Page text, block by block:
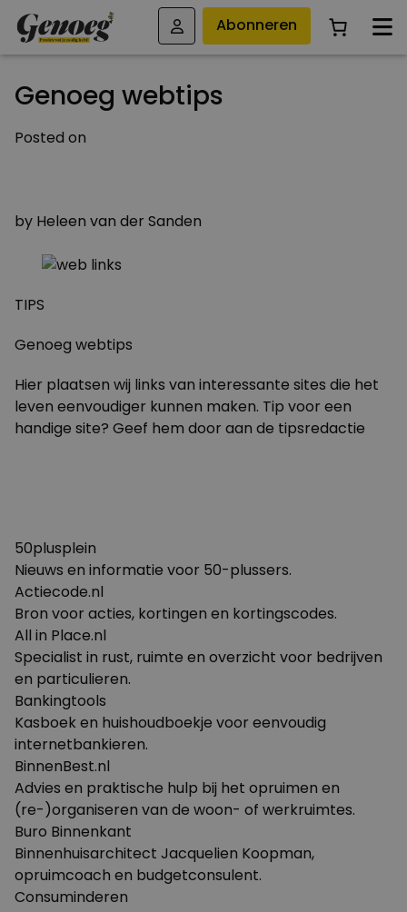
Abonneren
Genoeg webtips
Posted on
by Heleen van der Sanden
TIPS
Genoeg webtips
Hier plaatsen wij links van interessante sites die het
leven eenvoudiger kunnen maken. Tip voor een
handige site? Geef hem door aan de tipsredactie
50plusplein
Nieuws en informatie voor 50-plussers.
Actiecode.nl
Bron voor acties, kortingen en kortingscodes.
All in Place.nl
Specialist in rust, ruimte en overzicht voor bedrijven
en particulieren.
Bankingtools
Kasboek en huishoudboekje voor eenvoudig
internetbankieren.
BinnenBest.nl
Advies en praktische hulp bij het opruimen en
(re-)organiseren van de woon- of werkruimtes.
Buro Binnenkant
Binnenhuisarchitect Jacquelien Koopman,
opruimcoach en budgetconsulent.
Consuminderen